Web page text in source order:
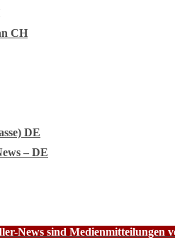
CH
DE
– DE
News sind Medienmitteilungen